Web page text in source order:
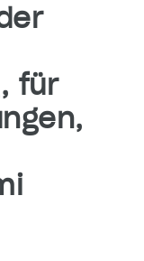
für